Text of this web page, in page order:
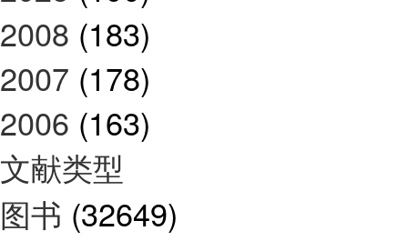
2008 (183)
2007 (178)
2006 (163)
文献类型
图书 (32649)